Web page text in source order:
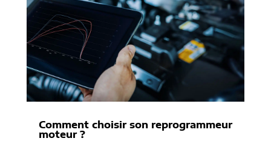
Comment choisir son reprogrammeur
moteur ?